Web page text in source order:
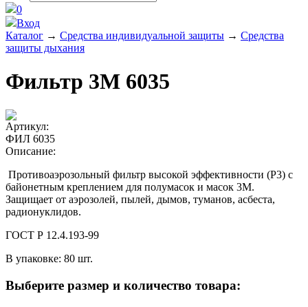
0
Вход
Каталог → Средства индивидуальной защиты → Средства
защиты дыхания
Фильтр 3М 6035
Артикул:
ФИЛ 6035
Описание:
Противоаэрозольный фильтр высокой эффективности (Р3) с
байонетным креплением для полумасок и масок 3М.
Защищает от аэрозолей, пылей, дымов, туманов, асбеста,
радионуклидов.
ГОСТ Р 12.4.193-99
В упаковке: 80 шт.
Выберите размер и количество товара: